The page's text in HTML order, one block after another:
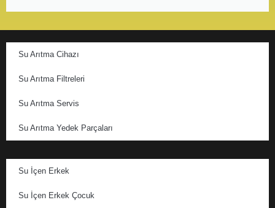
Su Arıtma Cihazı
Su Arıtma Filtreleri
Su Arıtma Servis
Su Arıtma Yedek Parçaları
Su İçen Erkek
Su İçen Erkek Çocuk